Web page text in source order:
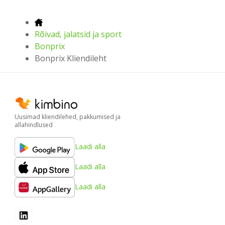
Rõivad, jalatsid ja sport
Bonprix
Bonprix Kliendileht
Uusimad kliendilehed, pakkumised ja
allahindlused
Laadi alla
Laadi alla
Laadi alla